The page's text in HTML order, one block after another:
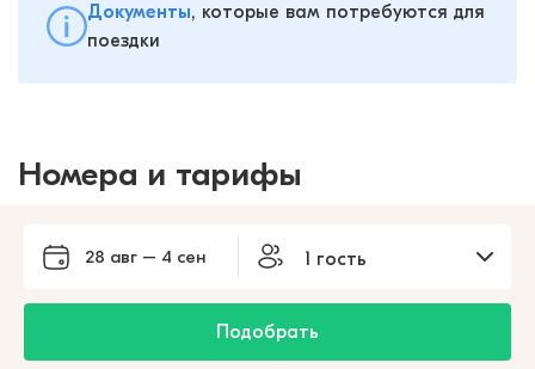
Документы, которые вам потребуются для
поездки
Номера и тарифы
28 авг – 4 сен 1 гость
Подобрать